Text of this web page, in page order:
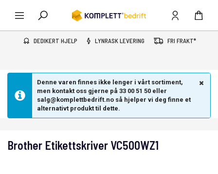
DEDIKERT HJELP LYNRASK LEVERING FRI FRAKT*
Denne varen finnes ikke lenger i vårt sortiment,
men kontakt oss gjerne på 33 00 51 50 eller
salg@komplettbedrift.no så hjelper vi deg finne et
alternativt produkt til dette.
Brother Etikettskriver VC500WZ1